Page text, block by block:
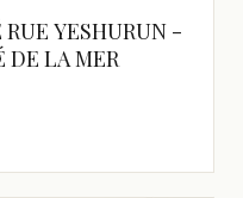
YESHURUN -
DE LA MER